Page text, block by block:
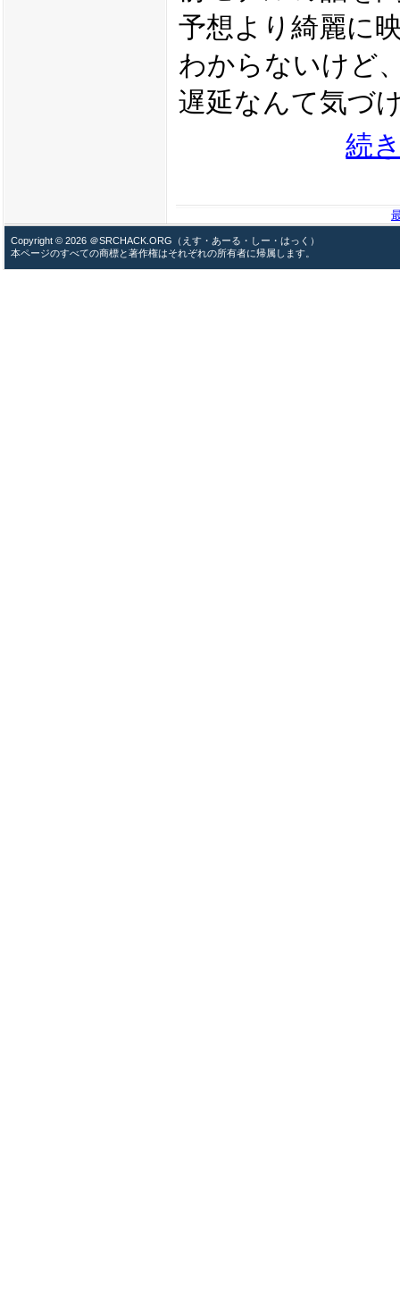
予想より綺麗に
わからないけど
遅延なんて気づ
続
Copyright © 2026 ＠SRCHACK.ORG（えす・あーる・しー・はっく）
本ページのすべての商標と著作権はそれぞれの所有者に帰属します。